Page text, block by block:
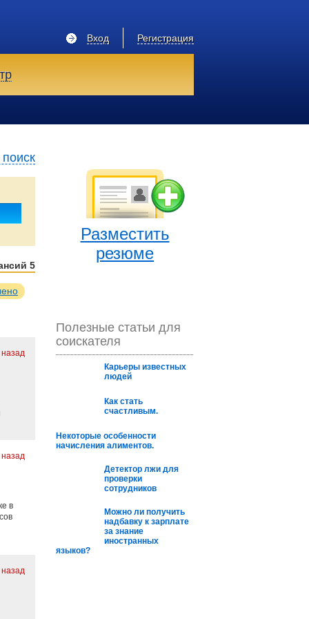
Регистрация
Вход
5
в
Разместить
резюме
Полезные статьи для
соискателя
Карьеры известных
людей
Как стать
счастливым.
Некоторые особенности
начисления алиментов.
Детектор лжи для
проверки
сотрудников
Можно ли получить
надбавку к зарплате
за знание
иностранных
языков?